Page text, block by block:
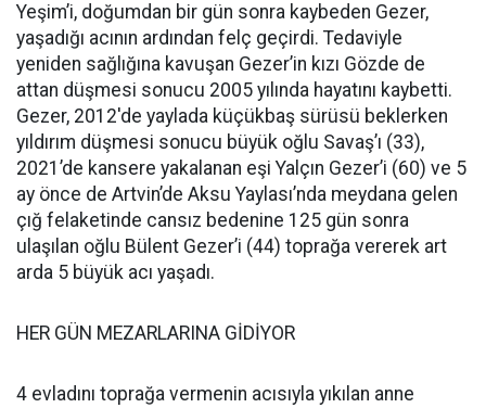
Yeşim’i, doğumdan bir gün sonra kaybeden Gezer,
yaşadığı acının ardından felç geçirdi. Tedaviyle
yeniden sağlığına kavuşan Gezer’in kızı Gözde de
attan düşmesi sonucu 2005 yılında hayatını kaybetti.
Gezer, 2012'de yaylada küçükbaş sürüsü beklerken
yıldırım düşmesi sonucu büyük oğlu Savaş’ı (33),
2021’de kansere yakalanan eşi Yalçın Gezer’i (60) ve 5
ay önce de Artvin’de Aksu Yaylası’nda meydana gelen
çığ felaketinde cansız bedenine 125 gün sonra
ulaşılan oğlu Bülent Gezer’i (44) toprağa vererek art
arda 5 büyük acı yaşadı.
HER GÜN MEZARLARINA GİDİYOR
4 evladını toprağa vermenin acısıyla yıkılan anne